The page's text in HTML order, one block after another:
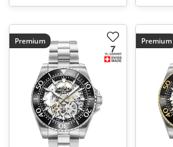
Premium Premium